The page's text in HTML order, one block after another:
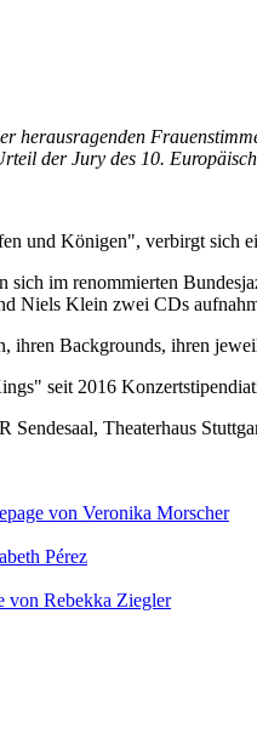
der Jury des 10.
und Königen", verbirgt sich
im renommierten
Niels Klein zwei CDs
ihren Backgrounds, ihren
seit 2016
Theaterhaus